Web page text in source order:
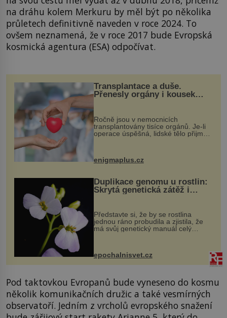
na dráhu kolem Merkuru by měl být po několika
průletech definitivně naveden v roce 2024. To
ovšem neznamená, že v roce 2017 bude Evropská
kosmická agentura (ESA) odpočívat.
Transplantace a duše.
Přenesly orgány i kousek
Ročně jsou v nemocnicích
transplantovány tisíce orgánů. Je-li
operace úspěšná, lidské tělo přijme
enigmaplus.cz
Duplikace genomu u rostlin:
Skrytá genetická zátěž i
Představte si, že by se rostlina
jednou ráno probudila a zjistila, že
má svůj genetický manuál celý
vstupenka...
epochalnisvet.cz
Pod taktovkou Evropanů bude vyneseno do kosmu
několik komunikačních družic a také vesmírných
observatoří. Jedním z vrcholů evropského snažení